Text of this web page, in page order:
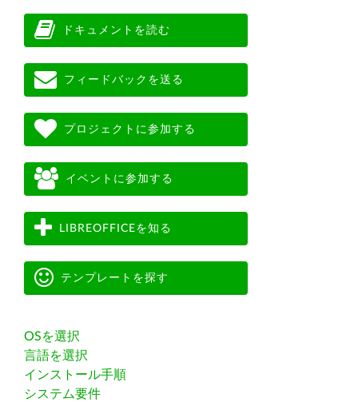
ドキュメントを読む
フィードバックを送る
プロジェクトに参加する
イベントに参加する
LIBREOFFICEを知る
テンプレートを探す
OSを選択
言語を選択
インストール手順
システム要件